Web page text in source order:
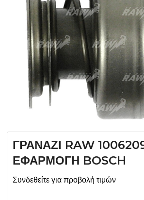
ΓΡΑΝΑΖΙ RAW
ΕΦΑΡΜΟΓΗ BOSCH
Συνδεθείτε για προβολή τιμών